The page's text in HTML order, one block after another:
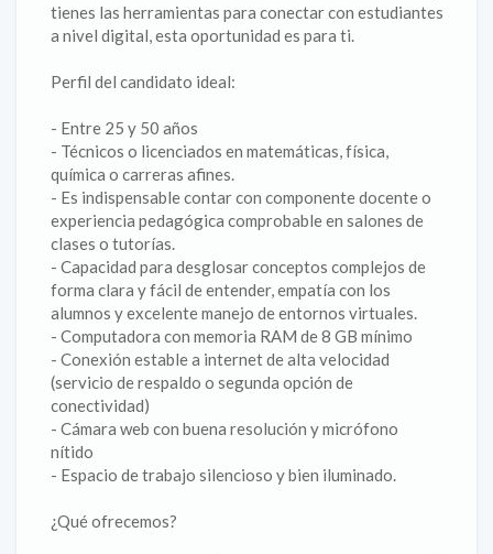
tienes las herramientas para conectar con estudiantes
a nivel digital, esta oportunidad es para ti.
Perfil del candidato ideal:
- Entre 25 y 50 años
- Técnicos o licenciados en matemáticas, física,
química o carreras afines.
- Es indispensable contar con componente docente o
experiencia pedagógica comprobable en salones de
clases o tutorías.
- Capacidad para desglosar conceptos complejos de
forma clara y fácil de entender, empatía con los
alumnos y excelente manejo de entornos virtuales.
- Computadora con memoria RAM de 8 GB mínimo
- Conexión estable a internet de alta velocidad
(servicio de respaldo o segunda opción de
conectividad)
- Cámara web con buena resolución y micrófono
nítido
- Espacio de trabajo silencioso y bien iluminado.
¿Qué ofrecemos?